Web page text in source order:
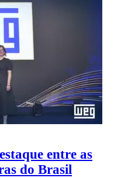
entre as
do Brasil